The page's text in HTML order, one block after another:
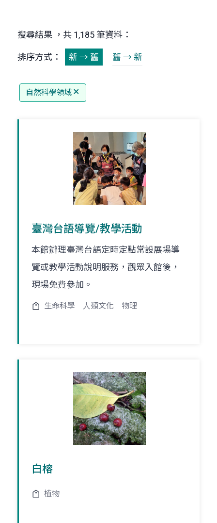
搜尋結果 ，共 1,185 筆資料：
排序方式： 新 → 舊 舊 → 新
自然科學領域
臺灣台語導覽/教學活動
本館辦理臺灣台語定時定點常設展場導
覽或教學活動說明服務，觀眾入館後，
現場免費參加。
生命科學 人類文化 物理
白榕
植物